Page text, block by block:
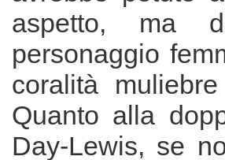
aspetto, ma
personaggio
coralità
Quanto alla
Day-Lewis, se